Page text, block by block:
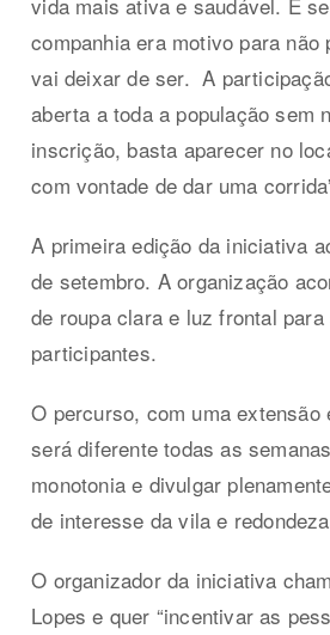
companhia era motivo para
vai deixar de ser. A
aberta a toda a população sem
inscrição, basta aparecer no
com vontade de dar uma
A primeira edição da iniciativa
de setembro. A organização
de roupa clara e luz frontal
participantes.
O percurso, com uma extensão
será diferente todas as
monotonia e divulgar
de interesse da vila e
O organizador da iniciativa
Lopes e quer “incentivar as